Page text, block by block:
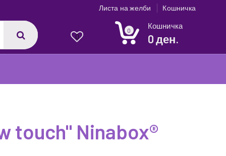
Листа на желби Кошничка
0
0
Кошничка
0 ден.
touch" Ninabox®